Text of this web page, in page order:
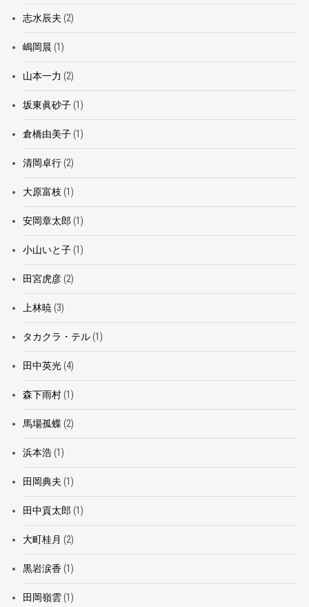
志水辰夫 (2)
嶋岡晨 (1)
山本一力 (2)
坂東眞砂子(1)
倉橋由美子(1)
清岡卓行(2)
大原富枝 (1)
安岡章太郎 (1)
小山いと子(1)
田宮虎彦(2)
上林暁 (3)
タカクラ・テル(1)
田中英光(4)
森下雨村(1)
馬場孤蝶 (2)
浜本浩(1)
田岡典夫 (1)
田中貢太郎 (1)
大町桂月 (2)
黒岩涙香(1)
田岡嶺雲(1)